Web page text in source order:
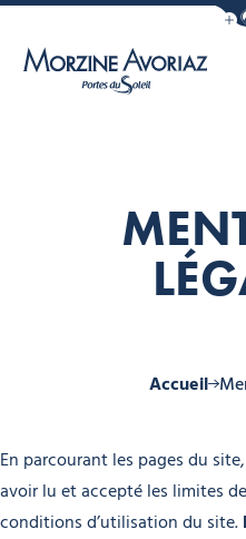
Accueil
En parcourant les pages du
avoir lu et accepté les limites
conditions d’utilisation du site.